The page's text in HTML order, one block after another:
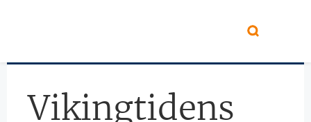
Vikingtidens